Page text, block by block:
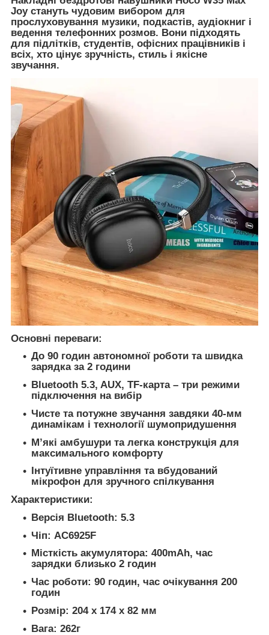
Joy стануть чудовим вибором для
прослуховування музики, подкастів, аудіокниг і
ведення телефонних розмов. Вони підходять
для підлітків, студентів, офісних працівників і
всіх, хто цінує зручність, стиль і якісне
звучання.
Основні переваги:
До 90 годин автономної роботи та швидка
зарядка за 2 години
Bluetooth 5.3, AUX, TF-карта – три режими
підключення на вибір
Чисте та потужне звучання завдяки 40-мм
динамікам і технології шумопридушення
М’які амбушури та легка конструкція для
максимального комфорту
Інтуїтивне управління та вбудований
мікрофон для зручного спілкування
Характеристики:
Версія Bluetooth: 5.3
Чіп: AC6925F
Місткість акумулятора: 400mAh, час
зарядки близько 2 годин
Час роботи: 90 годин, час очікування 200
годин
Розмір: 204 x 174 x 82 мм
Вага: 262г